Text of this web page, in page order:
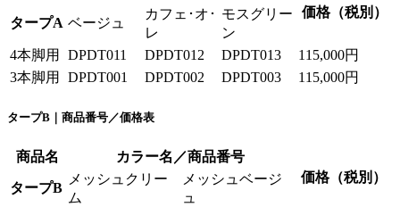
価格（税別）
タープA ベージュ
カフェ･オ･
レ
モスグリー
ン
4本脚用
DPDT011 DPDT012 DPDT013
115,000円
3本脚用
DPDT001 DPDT002 DPDT003 115,000円
タープB｜商品番号／価格表
商品名
カラー名／商品番号
価格（税別）
タープB
メッシュクリー
ム
メッシュベージ
ュ